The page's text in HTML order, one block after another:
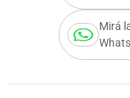
Mirá